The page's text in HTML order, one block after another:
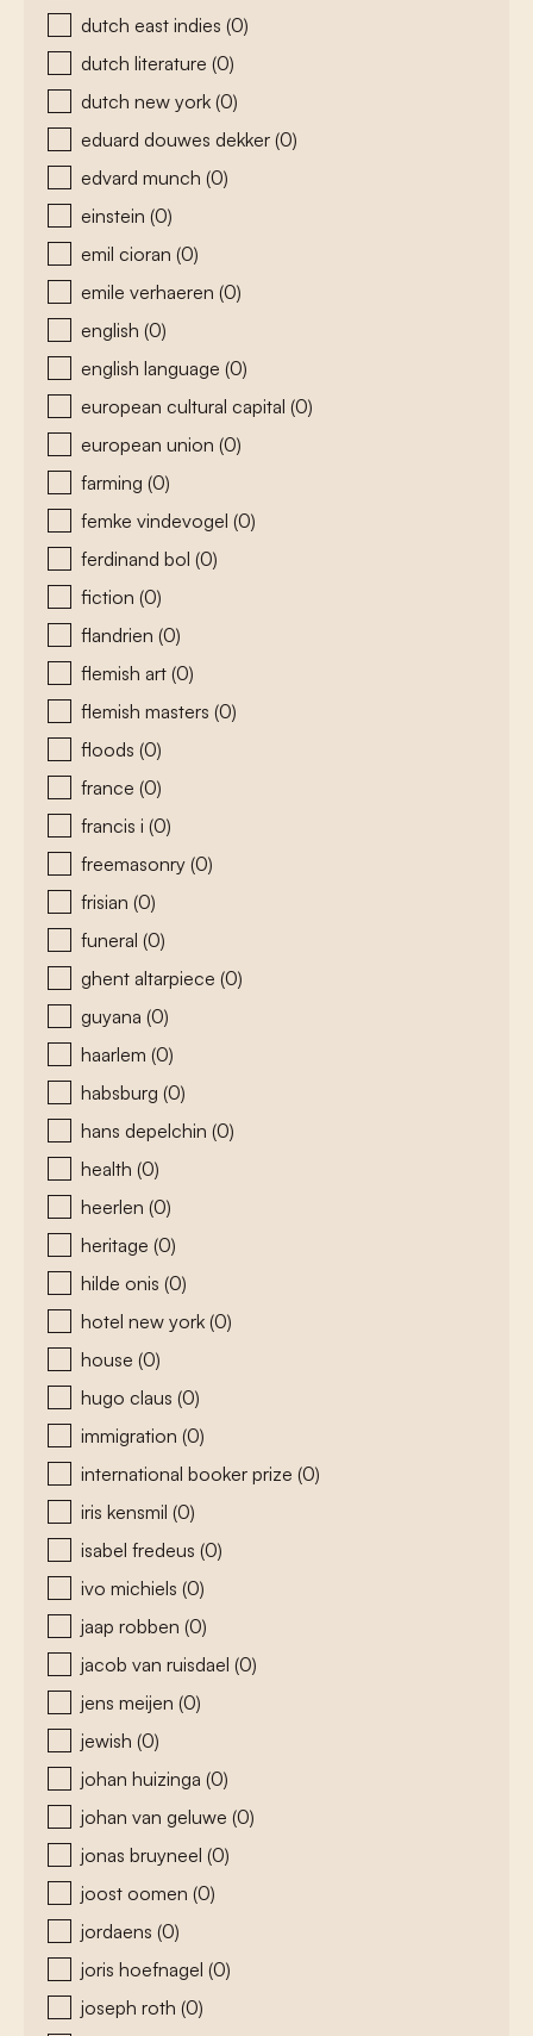
dutch east indies (0)
dutch literature (0)
dutch new york (0)
eduard douwes dekker (0)
edvard munch (0)
einstein (0)
emil cioran (0)
emile verhaeren (0)
english (0)
english language (0)
european cultural capital (0)
european union (0)
farming (0)
femke vindevogel (0)
ferdinand bol (0)
fiction (0)
flandrien (0)
flemish art (0)
flemish masters (0)
floods (0)
france (0)
francis i (0)
freemasonry (0)
frisian (0)
funeral (0)
ghent altarpiece (0)
guyana (0)
haarlem (0)
habsburg (0)
hans depelchin (0)
health (0)
heerlen (0)
heritage (0)
hilde onis (0)
hotel new york (0)
house (0)
hugo claus (0)
immigration (0)
international booker prize (0)
iris kensmil (0)
isabel fredeus (0)
ivo michiels (0)
jaap robben (0)
jacob van ruisdael (0)
jens meijen (0)
jewish (0)
johan huizinga (0)
johan van geluwe (0)
jonas bruyneel (0)
joost oomen (0)
jordaens (0)
joris hoefnagel (0)
joseph roth (0)